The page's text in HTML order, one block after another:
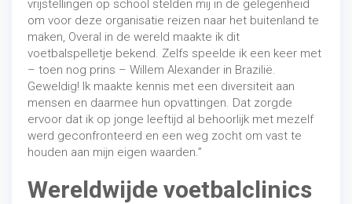
vrijstellingen op school stelden mij in de gelegenheid
om voor deze organisatie reizen naar het buitenland te
maken, Overal in de wereld maakte ik dit
voetbalspelletje bekend. Zelfs speelde ik een keer met
– toen nog prins – Willem Alexander in Brazilië.
Geweldig! Ik maakte kennis met een diversiteit aan
mensen en daarmee hun opvattingen. Dat zorgde
ervoor dat ik op jonge leeftijd al behoorlijk met mezelf
werd geconfronteerd en een weg zocht om vast te
houden aan mijn eigen waarden.”
Wereldwijde voetbalclinics